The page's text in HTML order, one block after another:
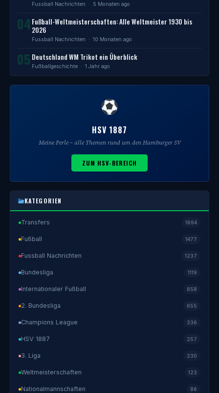
Fussball Nachrichten · 5 Monaten ago
04 Fußball-Weltmeisterschaften: Alle Weltmeister 1930 bis
2026
Fussball Nachrichten · 10 Monaten ago
05 Deutschland WM Trikot ein Überblick
Fußballgeschichte · 1 Jahr ago
HSV 1887
Meine Perle – alle Themen rund um den Hamburger SV
ZUM HSV-BEREICH
KATEGORIEN
Transfers 1694
Fußball 1477
Fussball Nachrichten 1237
Bundesliga 1119
Internationaler Fußball 858
2. Bundesliga 655
Champions League 336
HSV 1887 257
3. Liga 230
Weltmeisterschaften 123
Nationalmannschaften 86